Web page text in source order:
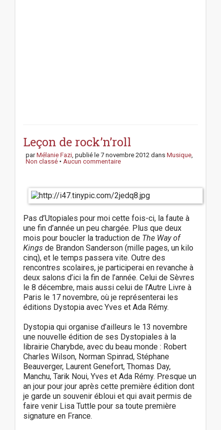
s
t
n
g
a
t
i
o
n
Leçon de rock’n’roll
parMélanie Fazi, publié le 7 novembre 2012 dans Musique,
Non classé • Aucun commentaire
Pas d’Utopiales pour moi cette fois-ci, la faute à
une fin d’année un peu chargée. Plus que deux
mois pour boucler la traduction de The Way of
Kings de Brandon Sanderson (mille pages, un kilo
cinq), et le temps passera vite. Outre des
rencontres scolaires, je participerai en revanche à
deux salons d’ici la fin de l’année. Celui de Sèvres
le 8 décembre, mais aussi celui de l’Autre Livre à
Paris le 17 novembre, où je représenterai les
éditions Dystopia avec Yves et Ada Rémy.
Dystopia qui organise d’ailleurs le 13 novembre
une nouvelle édition de ses Dystopiales à la
librairie Charybde, avec du beau monde : Robert
Charles Wilson, Norman Spinrad, Stéphane
Beauverger, Laurent Genefort, Thomas Day,
Manchu, Tarik Noui, Yves et Ada Rémy. Presque un
an jour pour jour après cette première édition dont
je garde un souvenir ébloui et qui avait permis de
faire venir Lisa Tuttle pour sa toute première
signature en France.